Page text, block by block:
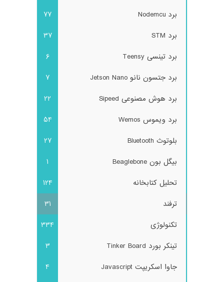
برد Nodemcu
77
برد STM
37
برد تینسی Teensy
6
برد جتسون نانو Jetson Nano
7
برد هوش مصنوعی Sipeed
22
برد ویموس Wemos
54
بلوتوث Bluetooth
27
بیگل بون Beaglebone
1
تحلیل کتابخانه
124
ترفند
31
تکنولوژی
334
تینکر بورد Tinker Board
3
جاوا اسکریپت Javascript
4